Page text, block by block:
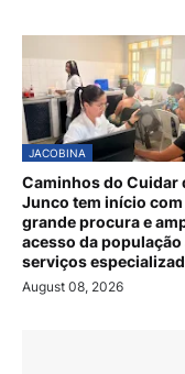
JACOBINA
Caminhos do Cuidar
Junco tem início com
grande procura e
acesso da população
serviços
August 08, 2026